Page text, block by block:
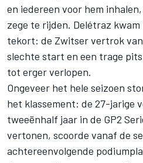
en iedereen voor hem
zege te rijden. Delétraz
tekort: de Zwitser vertrok van
slechte start en een trage
tot erger verlopen.
Ongeveer het hele seizoen
het klassement: de 27-jarige
tweeënhalf jaar in de GP2
vertonen, scoorde vanaf de
achtereenvolgende